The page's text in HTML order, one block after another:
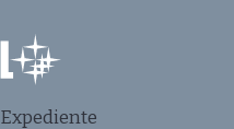
Expediente